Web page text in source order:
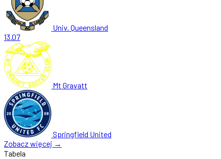
Univ. Queensland
13.07
Mt Gravatt
Springfield United
Zobacz więcej →
Tabela